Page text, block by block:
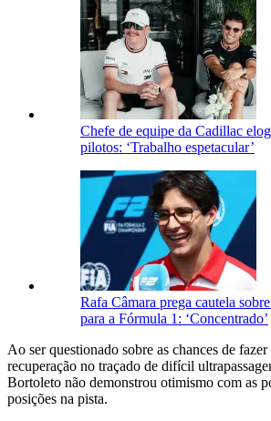
Chefe de equipe da Cadillac
pilotos: ‘Trabalho espetacular’
Rafa Câmara prega cautela
para a Fórmula 1: ‘Concentrado’
Ao ser questionado sobre as chances de
recuperação no traçado de difícil
Bortoleto não demonstrou otimismo com as
posições na pista.